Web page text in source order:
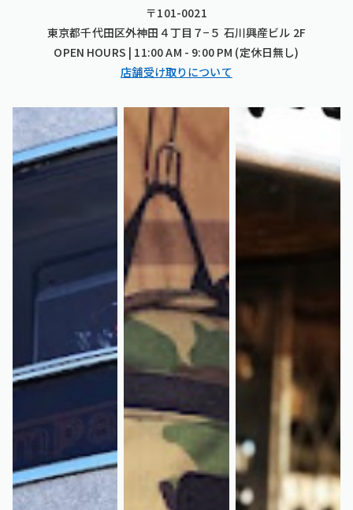
〒101-0021
東京都千代田区外神田４丁目７−５ 石川興産ビル 2F
OPEN HOURS | 11:00 AM - 9:00 PM (定休日無し)
店舗受け取りについて